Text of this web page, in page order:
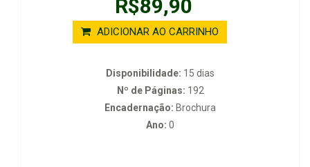
R$89,90
ADICIONAR AO CARRINHO
Disponibilidade: 15 dias
Nº de Páginas: 192
Encadernação: Brochura
Ano: 0